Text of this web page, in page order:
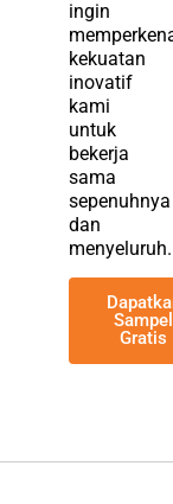
ingin
kekuatan
inovatif
kami
untuk
bekerja
sama
sepenuhnya
dan
menyeluruh.
Sampel
Gratis